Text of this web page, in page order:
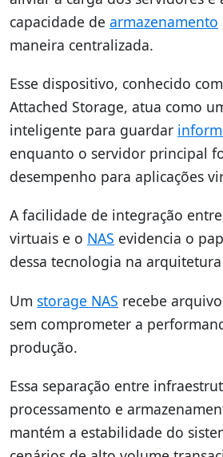
capacidade de armazenamento
maneira centralizada.
Esse dispositivo, conhecido
Attached Storage, atua como
inteligente para guardar
enquanto o servidor principal
desempenho para aplicações
A facilidade de integração
virtuais e o NAS evidencia o
dessa tecnologia na
Um storage NAS recebe
sem comprometer a
produção.
Essa separação entre
processamento e
mantém a estabilidade do